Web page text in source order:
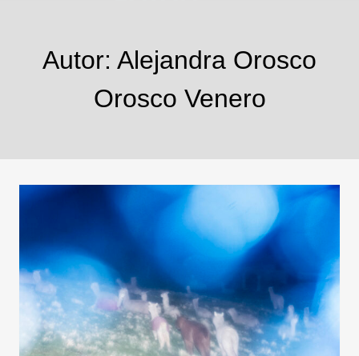
Autor: Alejandra Orosco
Orosco Venero